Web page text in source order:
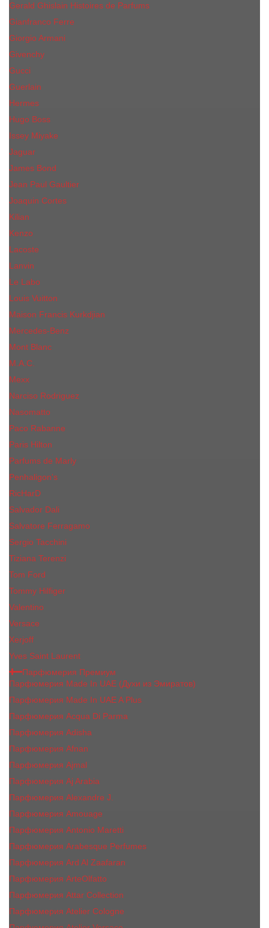
Gerald Ghislain Histoires de Parfums
Gianfranco Ferre
Giorgio Armani
Givenchy
Gucci
Guerlain
Hermes
Hugo Boss
Issey Miyake
Jaguar
James Bond
Jean Paul Gaultier
Joaquin Сortes
Kilian
Kenzo
Lacoste
Lanvin
Le Labo
Louis Vuitton
Maison Francis Kurkdjian
Mercedes-Benz
Mont Blanc
M.А.C.
Mexx
Narciso Rodriguez
Nasomatto
Paco Rabanne
Paris Hilton
Parfums de Marly
Penhaligon​'s
RicHarD
Salvador Dali
Salvatore Ferragamo
Sergio Tacchini
Tiziana Terenzi
Tom Ford
Tommy Hilfiger
Valentino
Versace
Xerjoff
Yves Saint Laurent
Парфюмерия Премиум
Парфюмерия Made In UAE (Духи из Эмиратов)
Парфюмерия Made In UAE A Plus
Парфюмерия Acqua Di Parma
Парфюмерия Adisha
Парфюмерия Afnan
Парфюмерия Ajmal
Парфюмерия Aj Arabia
Парфюмерия Alexandre J.
Парфюмерия Amouage
Парфюмерия Antonio Maretti
Парфюмерия Arabesque Perfumes
Парфюмерия Ard Al Zaafaran
Парфюмерия ArteOlfatto
Парфюмерия Attar Collection
Парфюмерия Atelier Cologne